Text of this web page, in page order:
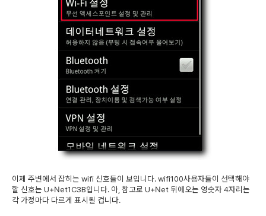
이제 주변에서 잡히는 wifi 신호들이 보입니다. wifi100사용자들이 선택해야
할 신호는 U+Net1C3B입니다. 아, 참고로 U+Net 뒤에오는 영숫자 4자리는
각 가정마다 다르게 표시될 겁니다.